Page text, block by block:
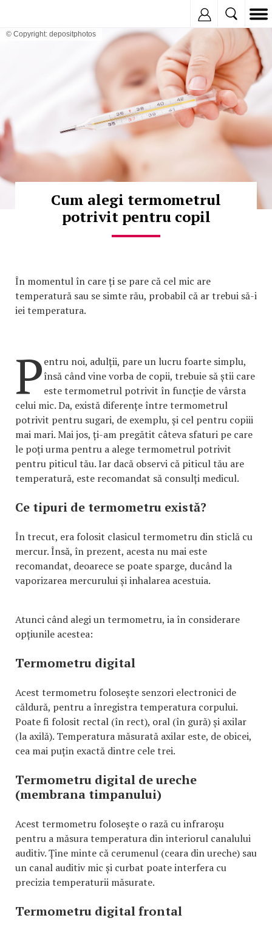
© Copyright: depositphotos
Cum alegi termometrul
potrivit pentru copil
În momentul în care ți se pare că cel mic are
temperatură sau se simte rău, probabil că ar trebui să-i
iei temperatura.
Pentru noi, adulții, pare un lucru foarte simplu,
însă când vine vorba de copii, trebuie să știi care
este termometrul potrivit în funcție de vârsta
celui mic. Da, există diferențe între termometrul
potrivit pentru sugari, de exemplu, și cel pentru copiii
mai mari. Mai jos, ți-am pregătit câteva sfaturi pe care
le poți urma pentru a alege termometrul potrivit
pentru piticul tău. Iar dacă observi că piticul tău are
temperatură, este recomandat să consulți medicul.
Ce tipuri de termometru există?
În trecut, era folosit clasicul termometru din sticlă cu
mercur. Însă, în prezent, acesta nu mai este
recomandat, deoarece se poate sparge, ducând la
vaporizarea mercurului și inhalarea acestuia.
Atunci când alegi un termometru, ia în considerare
opțiunile acestea:
Termometru digital
Acest termometru folosește senzori electronici de
căldură, pentru a înregistra temperatura corpului.
Poate fi folosit rectal (în rect), oral (în gură) și axilar
(la axilă). Temperatura măsurată axilar este, de obicei,
cea mai puțin exactă dintre cele trei.
Termometru digital de ureche
(membrana timpanului)
Acest termometru folosește o rază cu infraroșu
pentru a măsura temperatura din interiorul canalului
auditiv. Ține minte că cerumenul (ceara din ureche) sau
un canal auditiv mic și curbat poate interfera cu
precizia temperaturii măsurate.
Termometru digital frontal